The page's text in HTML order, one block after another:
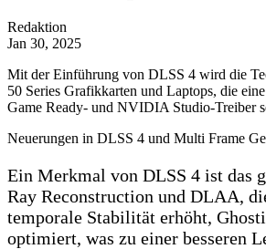
Redaktion
Jan 30, 2025
Mit der Einführung von DLSS 4 wird die
50 Series Grafikkarten und Laptops, die
Game Ready- und NVIDIA Studio-Treiber
Neuerungen in DLSS 4 und Multi Frame
Ein Merkmal von DLSS 4 ist das
Ray Reconstruction und DLAA,
temporale Stabilität erhöht,
optimiert, was zu einer besseren